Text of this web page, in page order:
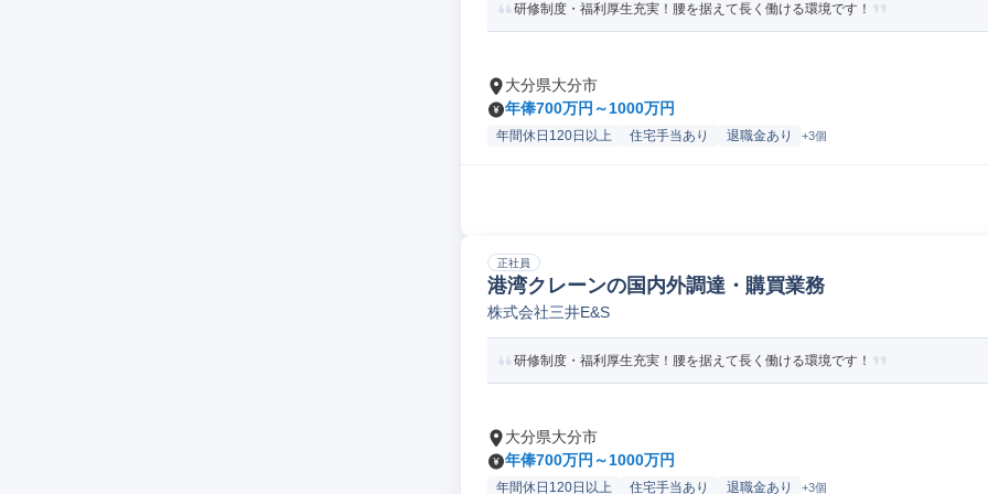
研修制度・福利厚生充実！腰を据えて長く働ける環境です！
大分県大分市
年俸700万円～1000万円
年間休日120日以上 住宅手当あり 退職金あり +3個
正社員
港湾クレーンの国内外調達・購買業務
株式会社三井E&S
研修制度・福利厚生充実！腰を据えて長く働ける環境です！
大分県大分市
年俸700万円～1000万円
年間休日120日以上 住宅手当あり 退職金あり +3個